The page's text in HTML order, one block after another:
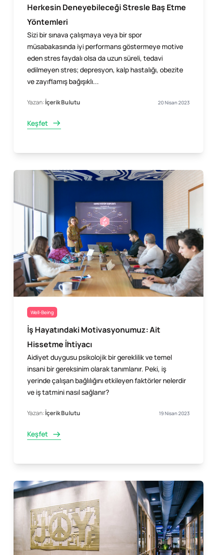
Herkesin Deneyebileceği Stresle Baş Etme
Yöntemleri
Sizi bir sınava çalışmaya veya bir spor
müsabakasında iyi performans göstermeye motive
eden stres faydalı olsa da uzun süreli, tedavi
edilmeyen stres; depresyon, kalp hastalığı, obezite
ve zayıflamış bağışıklı...
Yazan:İçerik Bulutu 20 Nisan 2023
Keşfet
Well-Being
İş Hayatındaki Motivasyonumuz: Ait
Hissetme İhtiyacı
Aidiyet duygusu psikolojik bir gereklilik ve temel
insani bir gereksinim olarak tanımlanır. Peki, iş
yerinde çalışan bağlılığını etkileyen faktörler nelerdir
ve iş tatmini nasıl sağlanır?
Yazan:İçerik Bulutu 19 Nisan 2023
Keşfet